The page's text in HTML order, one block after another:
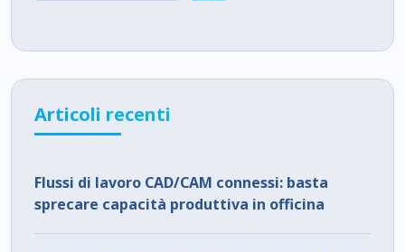
Articoli recenti
Flussi di lavoro CAD/CAM connessi: basta
sprecare capacità produttiva in officina